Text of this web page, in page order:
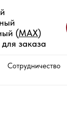
(MAX)
заказа
Сотрудничество